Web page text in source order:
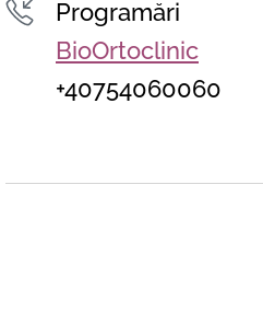
Programări
BioOrtoclinic
+40754060060